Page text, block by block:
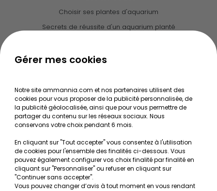
Choisir ses plantes d'aquarium
Secrets de réussite d'un aquarium planté
Le journal d'Ammannia
Recherche de Notices de produits
Mentions légales
Conditions générales de vente
RGPD
MON COMPTE
Avantages
Gérer mes cookies
Notre site ammannia.com et nos partenaires utilisent des
cookies pour vous proposer de la publicité personnalisée, de
la publicité géolocalisée, ainsi que pour vous permettre de
partager du contenu sur les réseaux sociaux. Nous
conservons votre choix pendant 6 mois.
En cliquant sur "Tout accepter" vous consentez à l'utilisation
de cookies pour l'ensemble des finalités ci-dessous. Vous
pouvez également configurer vos choix finalité par finalité en
cliquant sur "Personnaliser" ou refuser en cliquant sur
"Continuer sans accepter".
Vous pouvez changer d’avis à tout moment en vous rendant